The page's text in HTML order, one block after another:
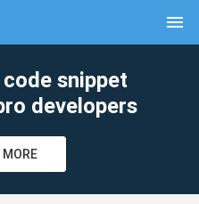
menu
snippet
developers
clear